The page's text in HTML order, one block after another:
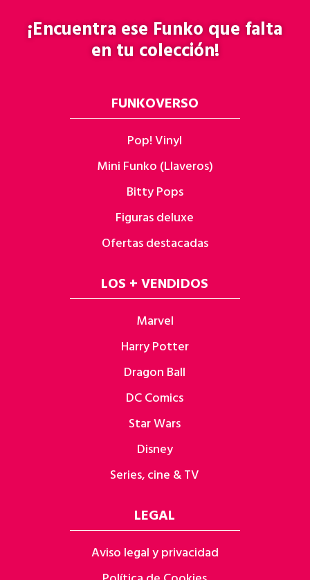
¡Encuentra eseFunkoque falta
en tu colección!
FUNKOVERSO
Pop! Vinyl
Mini Funko (Llaveros)
Bitty Pops
Figuras deluxe
Ofertas destacadas
LOS + VENDIDOS
Marvel
Harry Potter
Dragon Ball
DC Comics
Star Wars
Disney
Series, cine & TV
LEGAL
Aviso legal y privacidad